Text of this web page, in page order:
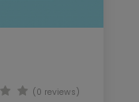
(0 reviews)